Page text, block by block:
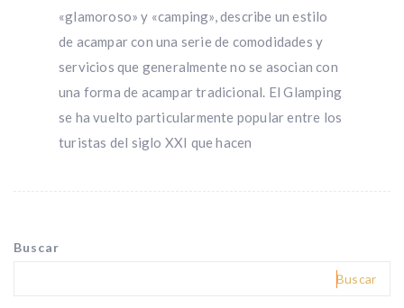
«glamoroso» y «camping», describe un estilo
de acampar con una serie de comodidades y
servicios que generalmente no se asocian con
una forma de acampar tradicional. El Glamping
se ha vuelto particularmente popular entre los
turistas del siglo XXI que hacen
Buscar
Buscar